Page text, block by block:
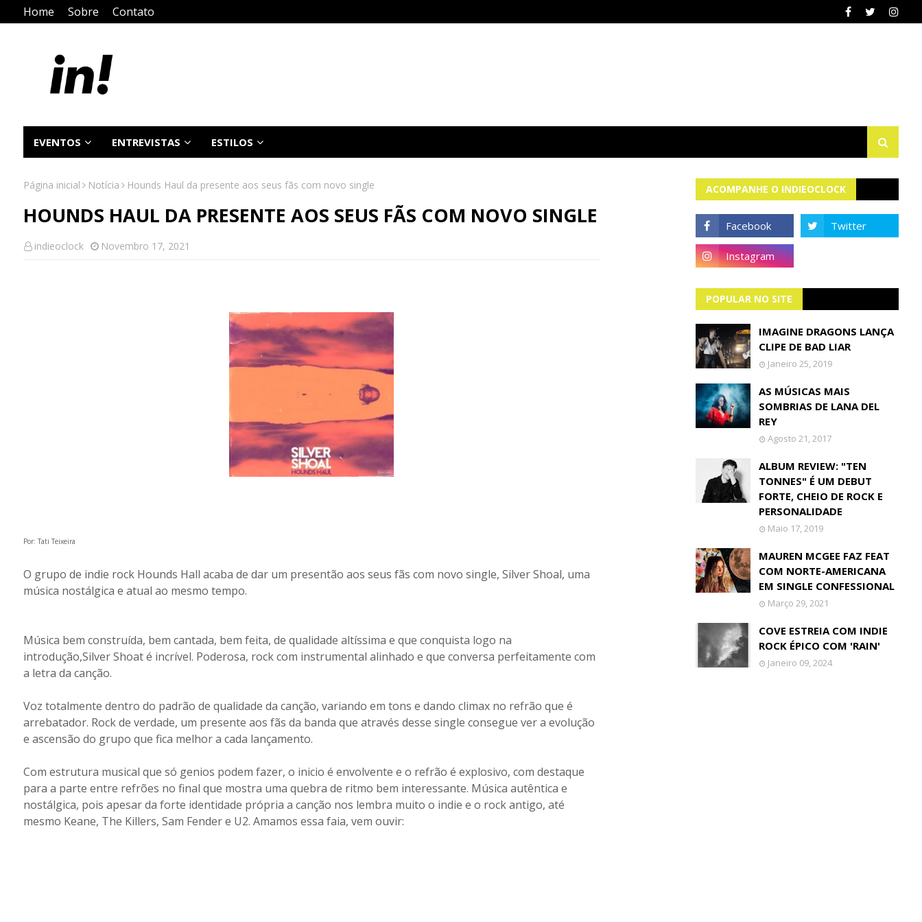
Home Sobre Contato
EVENTOS ENTREVISTAS ESTILOS
Página inicial Notícia Hounds Haul da presente aos seus fãs com novo single
HOUNDS HAUL DA PRESENTE AOS SEUS FÃS COM NOVO SINGLE
indieoclock Novembro 17, 2021
Por: Tati Teixeira
O grupo de indie rock Hounds Hall acaba de dar um presentão aos seus fãs com novo single, Silver Shoal, uma
música nostálgica e atual ao mesmo tempo.
Música bem construída, bem cantada, bem feita, de qualidade altíssima e que conquista logo na
introdução,Silver Shoat é incrível. Poderosa, rock com instrumental alinhado e que conversa perfeitamente com
a letra da canção.
Voz totalmente dentro do padrão de qualidade da canção, variando em tons e dando climax no refrão que é
arrebatador. Rock de verdade, um presente aos fãs da banda que através desse single consegue ver a evolução
e ascensão do grupo que fica melhor a cada lançamento.
Com estrutura musical que só genios podem fazer, o inicio é envolvente e o refrão é explosivo, com destaque
para a parte entre refrões no final que mostra uma quebra de ritmo bem interessante. Música autêntica e
nostálgica, pois apesar da forte identidade própria a canção nos lembra muito o indie e o rock antigo, até
mesmo Keane, The Killers, Sam Fender e U2. Amamos essa faia, vem ouvir:
ACOMPANHE O INDIEOCLOCK
POPULAR NO SITE
IMAGINE DRAGONS LANÇA
CLIPE DE BAD LIAR
Janeiro 25, 2019
AS MÚSICAS MAIS
SOMBRIAS DE LANA DEL
REY
Agosto 21, 2017
ALBUM REVIEW: "TEN
TONNES" É UM DEBUT
FORTE, CHEIO DE ROCK E
PERSONALIDADE
Maio 17, 2019
MAUREN MCGEE FAZ FEAT
COM NORTE-AMERICANA
EM SINGLE CONFESSIONAL
Março 29, 2021
COVE ESTREIA COM INDIE
ROCK ÉPICO COM 'RAIN'
Janeiro 09, 2024